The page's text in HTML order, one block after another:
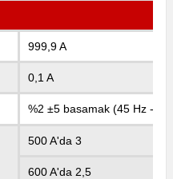
999,9 A
0,1 A
%2 ±5 basamak (45 Hz - 66
500 A'da 3
600 A'da 2,5